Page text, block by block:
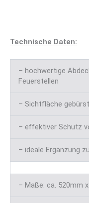
Technische Daten:
– hochwertige
Feuerstellen
– Sichtfläche
– effektiver Schutz
– ideale Ergänzung
– Maße: ca. 520mm